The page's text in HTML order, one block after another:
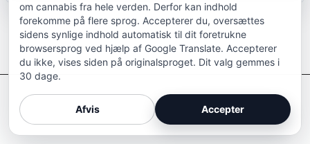
Afkriminaliser Cannabis
om cannabis fra hele verden. Derfor kan indhold
forekomme på flere sprog. Accepterer du, oversættes
sidens synlige indhold automatisk til dit foretrukne
browsersprog ved hjælp af Google Translate. Accepterer
du ikke, vises siden på originalsproget. Dit valg gemmes i
30 dage.
Afvis Accepter